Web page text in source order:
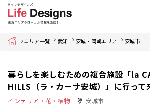
Home エリア一覧 愛知 安城・岡崎エリア 安城市
暮らしを楽しむための複合施設「la
HILLS（ラ・カーサ安城）」に行って
インテリア・花・植物 安城市